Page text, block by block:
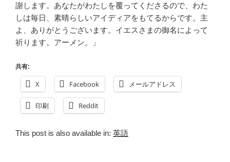
謝します。あなたがわたしを覆ってくださるので、わた
しは毎日、素晴らしいアイディアをもてるからです。主
よ、ありがとうございます。イエスさまの御名によって
祈ります。アーメン。」
共有:
X Facebook メールアドレス
印刷 Reddit
This post is also available in: 英語